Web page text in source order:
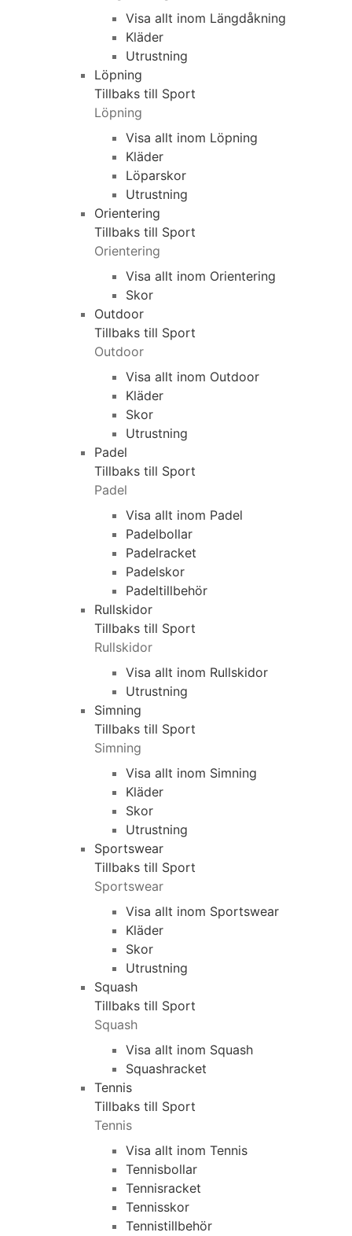
Visa allt inom Längdåkning
Kläder
Utrustning
Löpning
Tillbaks till Sport
Löpning
Visa allt inom Löpning
Kläder
Löparskor
Utrustning
Orientering
Tillbaks till Sport
Orientering
Visa allt inom Orientering
Skor
Outdoor
Tillbaks till Sport
Outdoor
Visa allt inom Outdoor
Kläder
Skor
Utrustning
Padel
Tillbaks till Sport
Padel
Visa allt inom Padel
Padelbollar
Padelracket
Padelskor
Padeltillbehör
Rullskidor
Tillbaks till Sport
Rullskidor
Visa allt inom Rullskidor
Utrustning
Simning
Tillbaks till Sport
Simning
Visa allt inom Simning
Kläder
Skor
Utrustning
Sportswear
Tillbaks till Sport
Sportswear
Visa allt inom Sportswear
Kläder
Skor
Utrustning
Squash
Tillbaks till Sport
Squash
Visa allt inom Squash
Squashracket
Tennis
Tillbaks till Sport
Tennis
Visa allt inom Tennis
Tennisbollar
Tennisracket
Tennisskor
Tennistillbehör